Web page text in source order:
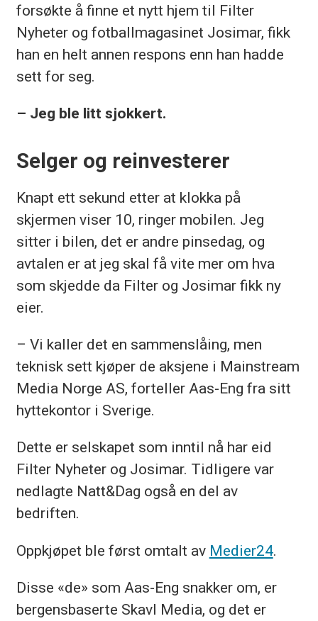
forsøkte å finne et nytt hjem til Filter
Nyheter og fotballmagasinet Josimar, fikk
han en helt annen respons enn han hadde
sett for seg.
– Jeg ble litt sjokkert.
Selger og reinvesterer
Knapt ett sekund etter at klokka på
skjermen viser 10, ringer mobilen. Jeg
sitter i bilen, det er andre pinsedag, og
avtalen er at jeg skal få vite mer om hva
som skjedde da Filter og Josimar fikk ny
eier.
– Vi kaller det en sammenslåing, men
teknisk sett kjøper de aksjene i Mainstream
Media Norge AS, forteller Aas-Eng fra sitt
hyttekontor i Sverige.
Dette er selskapet som inntil nå har eid
Filter Nyheter og Josimar. Tidligere var
nedlagte Natt&Dag også en del av
bedriften.
Oppkjøpet ble først omtalt av Medier24.
Disse «de» som Aas-Eng snakker om, er
bergensbaserte Skavl Media, og det er